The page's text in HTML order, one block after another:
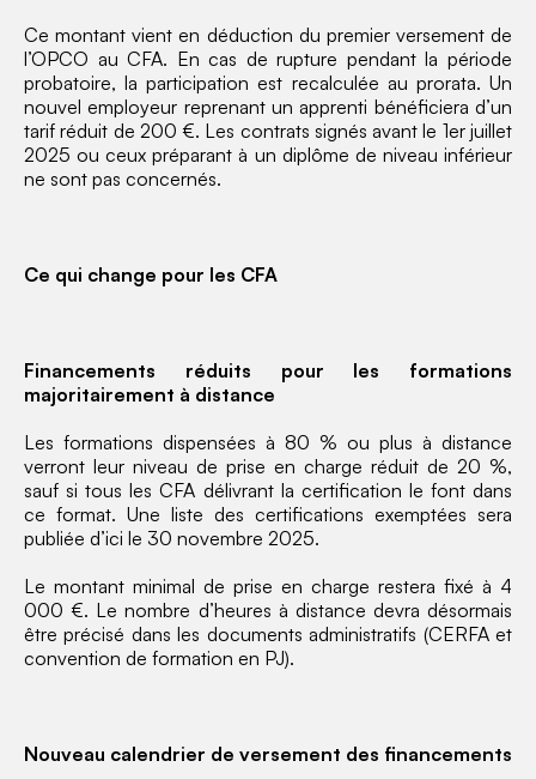
Ce montant vient en déduction du premier versement de
l’OPCO au CFA. En cas de rupture pendant la période
probatoire, la participation est recalculée au prorata. Un
nouvel employeur reprenant un apprenti bénéficiera d’un
tarif réduit de 200 €. Les contrats signés avant le 1er juillet
2025 ou ceux préparant à un diplôme de niveau inférieur
ne sont pas concernés.
Ce qui change pour les CFA
Financements réduits pour les formations
majoritairement à distance
Les formations dispensées à 80 % ou plus à distance
verront leur niveau de prise en charge réduit de 20 %,
sauf si tous les CFA délivrant la certification le font dans
ce format. Une liste des certifications exemptées sera
publiée d’ici le 30 novembre 2025.
Le montant minimal de prise en charge restera fixé à 4
000 €. Le nombre d’heures à distance devra désormais
être précisé dans les documents administratifs (CERFA et
convention de formation en PJ).
Nouveau calendrier de versement des financements